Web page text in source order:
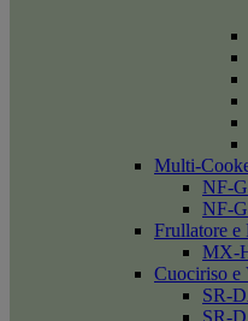
Multi-
NF-
NF-
Frullatore e
MX-
Cuociriso e
SR-
SR-